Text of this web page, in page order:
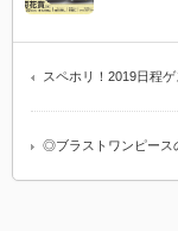
スペホリ！2019日程
◎ブラストワンピース